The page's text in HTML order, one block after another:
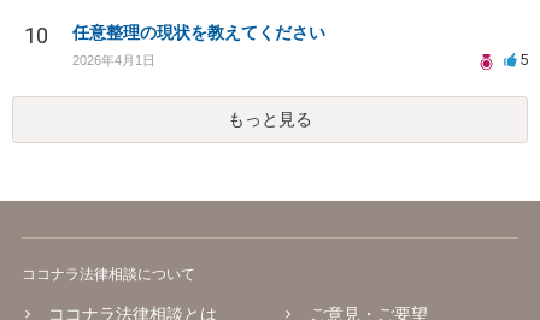
10 任意整理の現状を教えてください
2026年4月1日 5
もっと見る
ココナラ法律相談について
ココナラ法律相談とは ご意見・ご要望